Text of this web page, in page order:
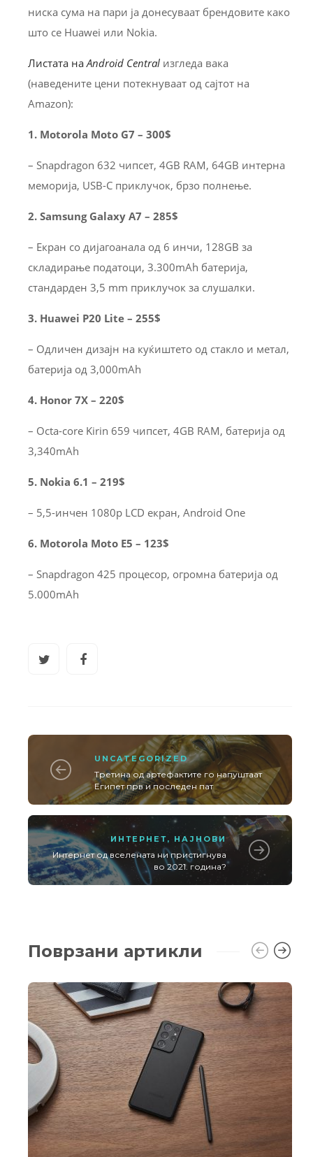
ниска сума на пари ја донесуваат брендовите како
што се Huawei или Nokia.
Листата наAndroid Central изгледа вака
(наведените цени потекнуваат од сајтот на
Amazon):
1. Motorola Moto G7 – 300$
– Snapdragon 632 чипсет, 4GB RAM, 64GB интерна
меморија, USB-C приклучок, брзо полнење.
2. Samsung Galaxy A7 – 285$
– Екран со дијагоанала од 6 инчи, 128GB за
складирање податоци, 3.300mAh батерија,
стандарден 3,5 mm приклучок зa слушалки.
3. Huawei P20 Lite – 255$
– Одличен дизајн на куќиштето од стакло и метал,
батерија од 3,000mAh
4. Honor 7X – 220$
– Octa-core Kirin 659 чипсет, 4GB RAM, батерија од
3,340mAh
5. Nokia 6.1 – 219$
– 5,5-инчен 1080p LCD екран, Android One
6. Motorola Moto E5 – 123$
– Snapdragon 425 процесор, огромна батерија од
5.000mAh
UNCATEGORIZED
Третина од артефактите го напуштаат
Египет прв и последен пат
ИНТЕРНЕТ, НАЈНОВИ
Интернет од вселената ни пристигнува
во 2021. година?
Поврзани артикли